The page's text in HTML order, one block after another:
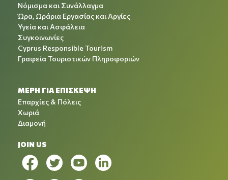
Νόμισμα και Συνάλλαγμα
Ώρα, Ωράρια Εργασίας και Αργίες
Υγεία και Ασφάλεια
Συγκοινωνίες
Cyprus Responsible Tourism
Γραφεία Τουριστικών Πληροφοριών
ΜΕΡΗ ΓΙΑ ΕΠΙΣΚΕΨΗ
Επαρχίες & Πόλεις
Χωριά
Διαμονή
JOIN US